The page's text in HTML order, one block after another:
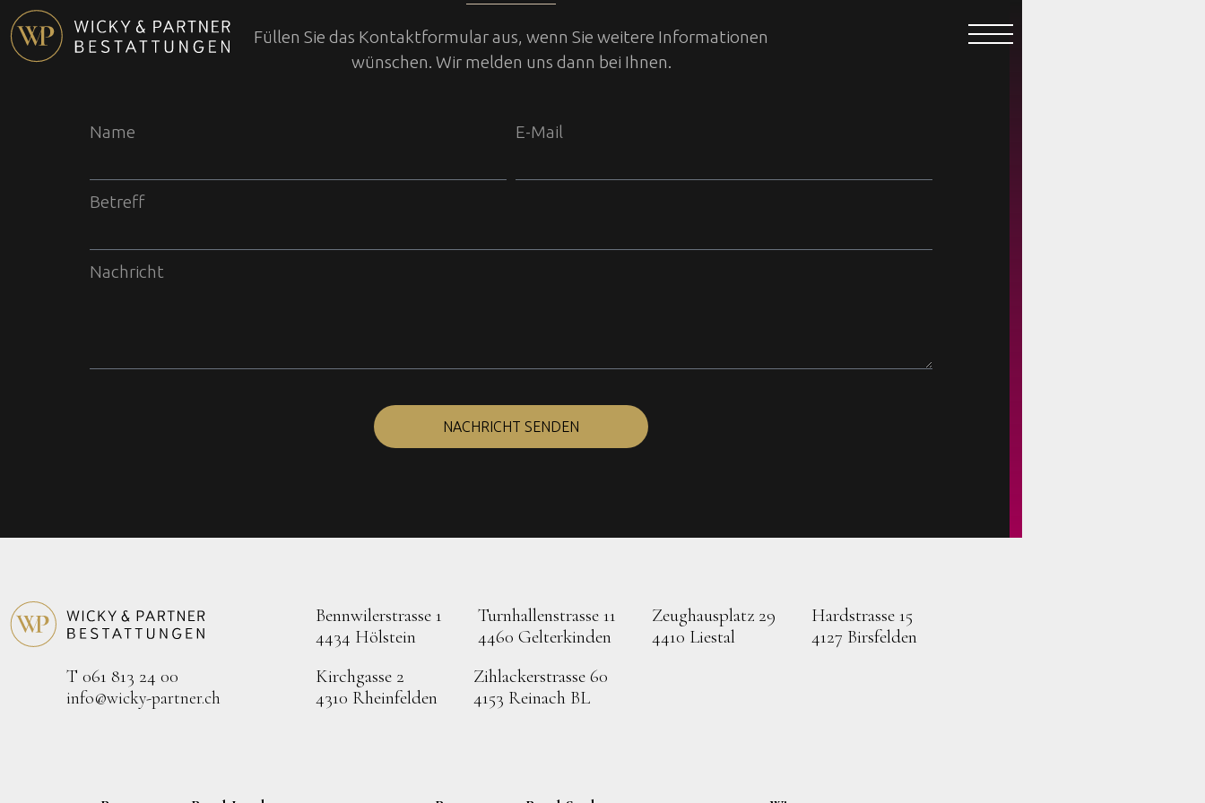
Füllen Sie das Kontaktformular aus, wenn Sie weitere Informationen
wünschen. Wir melden uns dann bei Ihnen.
Name E-Mail
Betreff
Nachricht
NACHRICHT SENDEN
T 061 813 24 00
info@wicky-partner.ch
Bennwilerstrasse 1
4434 Hölstein
Turnhallenstrasse 11
4460 Gelterkinden
Zeughausplatz 29
4410 Liestal
Hardstrasse 15
4127 Birsfelden
Kirchgasse 2
4310 Rheinfelden
Zihlackerstrasse 60
4153 Reinach BL